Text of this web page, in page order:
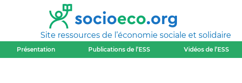
Site ressources de l’économie sociale et solidaire
Présentation Publications de l’ESS Vidéos de l’ESS